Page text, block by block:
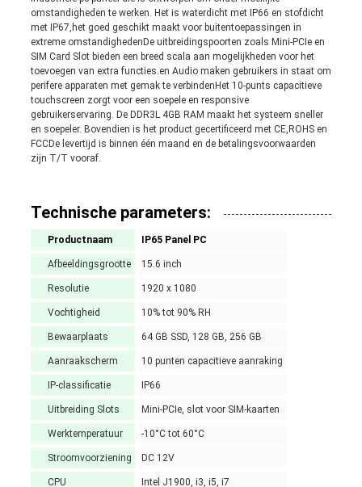
omstandigheden te werken. Het is waterdicht met IP66 en stofdicht
met IP67,het goed geschikt maakt voor buitentoepassingen in
extreme omstandighedenDe uitbreidingspoorten zoals Mini-PCIe en
SIM Card Slot bieden een breed scala aan mogelijkheden voor het
toevoegen van extra functies.en Audio maken gebruikers in staat om
perifere apparaten met gemak te verbindenHet 10-punts capacitieve
touchscreen zorgt voor een soepele en responsive
gebruikerservaring. De DDR3L 4GB RAM maakt het systeem sneller
en soepeler. Bovendien is het product gecertificeerd met CE,ROHS en
FCCDe levertijd is binnen één maand en de betalingsvoorwaarden
zijn T/T vooraf.
Technische parameters:
Productnaam IP65 Panel PC
Afbeeldingsgrootte 15.6 inch
Resolutie 1920 x 1080
Vochtigheid 10% tot 90% RH
Bewaarplaats 64 GB SSD, 128 GB, 256 GB
Aanraakscherm 10 punten capacitieve aanraking
IP-classificatie IP66
Uitbreiding Slots Mini-PCIe, slot voor SIM-kaarten
Werktemperatuur -10°C tot 60°C
Stroomvoorziening DC 12V
CPU Intel J1900, i3, i5, i7